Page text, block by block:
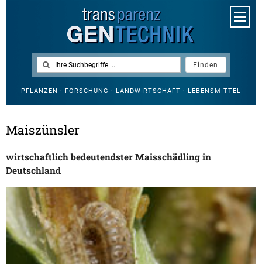
PFLANZEN · FORSCHUNG · LANDWIRTSCHAFT · LEBENSMITTEL
Maiszünsler
wirtschaftlich bedeutendster Maisschädling in
Deutschland